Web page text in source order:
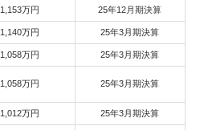
1,153万円 25年12月期決算
1,140万円 25年3月期決算
1,058万円 25年3月期決算
1,058万円 25年3月期決算
1,012万円 25年3月期決算